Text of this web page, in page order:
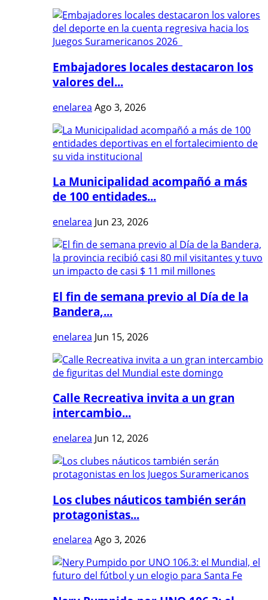
Embajadores locales destacaron los
valores del...
enelarea Ago 3, 2026
La Municipalidad acompañó a más
de 100 entidades...
enelarea Jun 23, 2026
El fin de semana previo al Día de la
Bandera,...
enelarea Jun 15, 2026
Calle Recreativa invita a un gran
intercambio...
enelarea Jun 12, 2026
Los clubes náuticos también serán
protagonistas...
enelarea Ago 3, 2026